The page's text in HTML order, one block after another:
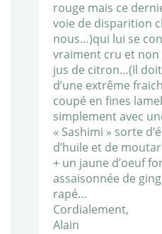
rouge mais ce
voie de disparition
nous…)qui lui se
vraiment cru et non
jus de citron…(Il
d’une extrême
coupé en fines
simplement avec
« Sashimi » sorte
d’huile et de
+ un jaune d’oeuf
assaisonnée de
rapé…
Cordialement,
Alain